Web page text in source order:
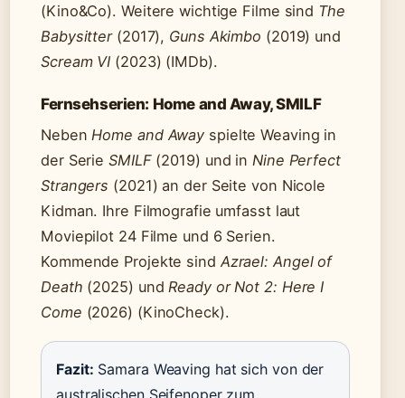
(Kino&Co). Weitere wichtige Filme sind The
Babysitter(2017), Guns Akimbo (2019) und
Scream VI (2023) (IMDb).
Fernsehserien: Home and Away, SMILF
NebenHome and Away spielte Weaving in
der SerieSMILF(2019) und inNine Perfect
Strangers (2021) an der Seite von Nicole
Kidman. Ihre Filmografie umfasst laut
Moviepilot 24 Filme und 6 Serien.
Kommende Projekte sind Azrael: Angel of
Death (2025) undReady or Not 2: Here I
Come (2026) (KinoCheck).
Fazit: Samara Weaving hat sich von der